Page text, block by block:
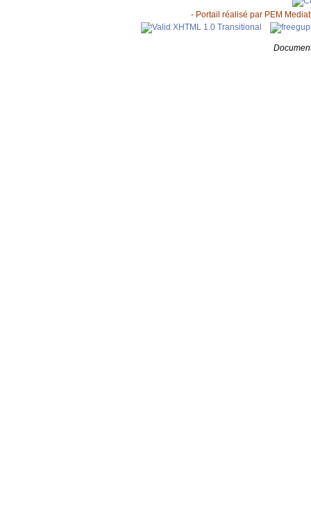
- Portail réalisé par PEM